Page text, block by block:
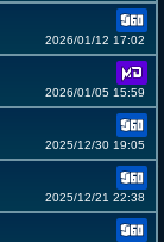
2026/01/12 17:02
2026/01/05 15:59
2025/12/30 19:05
2025/12/21 22:38